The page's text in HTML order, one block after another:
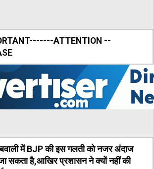
ATTENTION --
में BJP की इस गलती को नजर अंदाज
सकता है,आखिर प्रशासन ने क्यों नहीं की